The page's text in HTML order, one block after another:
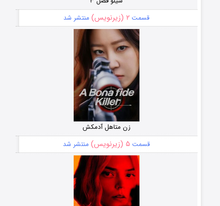
قسمت ۲ (زیرنویس) منتشر شد
زن متاهل آدمکش
قسمت ۵ (زیرنویس) منتشر شد